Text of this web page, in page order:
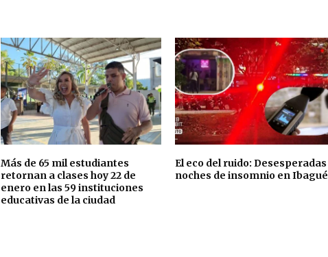
Más de 65 mil estudiantes
retornan a clases hoy 22 de
enero en las 59 instituciones
educativas de la ciudad
El eco del ruido: Desesperadas
noches de insomnio en Ibagué